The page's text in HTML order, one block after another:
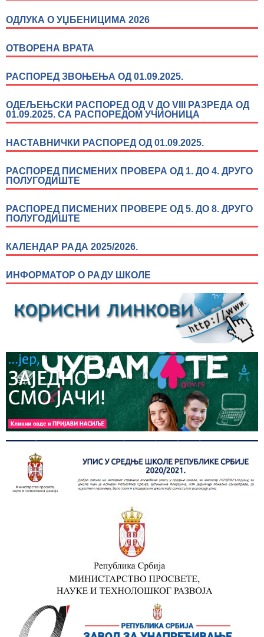
ОДЛУКА О УЏБЕНИЦИМА 2026
ОТВОРЕНА ВРАТА
РАСПОРЕД ЗВОЊЕЊА ОД 01.09.2025.
ОДЕЉЕЊСКИ РАСПОРЕД ОД V ДО VIII РАЗРЕДА ОД
01.09.2025. СА РАСПОРЕДОМ УЧИОНИЦА
НАСТАВНИЧКИ РАСПОРЕД ОД 01.09.2025.
РАСПОРЕД ПИСМЕНИХ ПРОВЕРА ОД 1. ДО 4. ДРУГО
ПОЛУГОДИШТЕ
РАСПОРЕД ПИСМЕНИХ ПРОВЕРЕ ОД 5. ДО 8. ДРУГО
ПОЛУГОДИШТЕ
КАЛЕНДАР РАДА 2025/2026.
ИНФОРМАТОР О РАДУ ШКОЛЕ